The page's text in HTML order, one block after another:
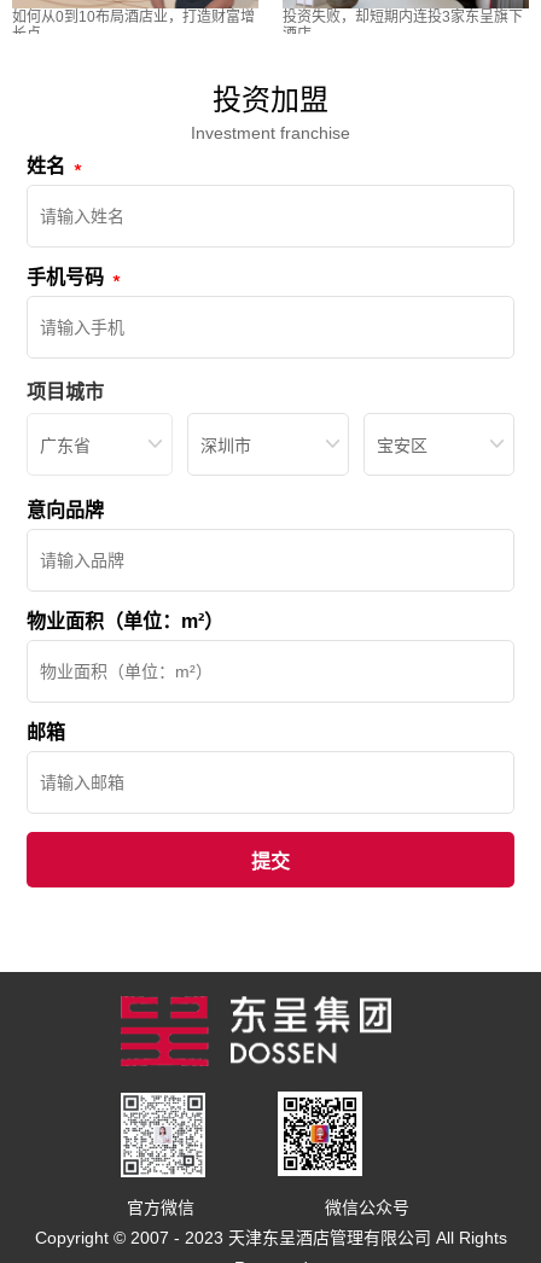
如何从0到10布局酒店业，打造财富增
长点
投资失败，却短期内连投3家东呈旗下
酒店
投资加盟
Investment franchise
姓名
手机号码
项目城市
广东省 深圳市 宝安区
意向品牌
物业面积（单位：m²）
邮箱
官方微信
微信公众号
Copyright © 2007 - 2023 天津东呈酒店管理有限公司 All Rights